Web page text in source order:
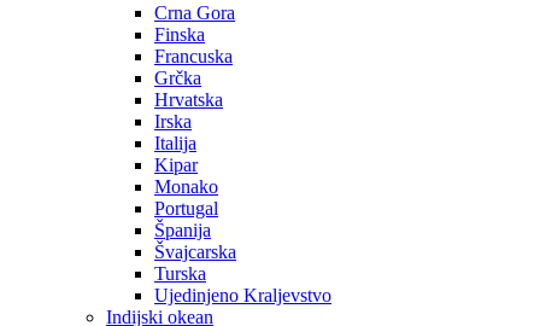
Crna Gora
Finska
Francuska
Grčka
Hrvatska
Irska
Italija
Kipar
Monako
Portugal
Španija
Švajcarska
Turska
Ujedinjeno Kraljevstvo
Indijski okean